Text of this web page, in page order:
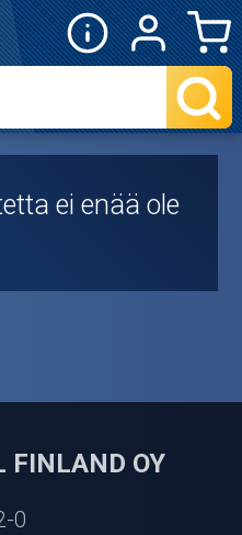
ei enää ole
FINLAND OY
0